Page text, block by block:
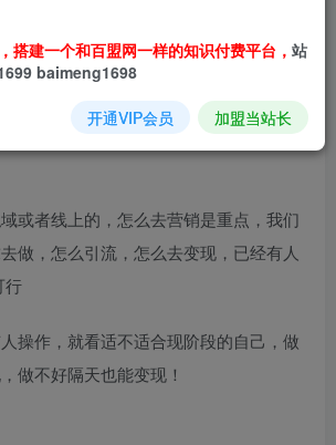
或者线上的，怎么去营销是重点，我们
做，怎么引流，怎么去变现，已经有人
行
操作，就看适不适合现阶段的自己，做
做不好隔天也能变现！
搭建一个和百盟网一样的知识付费平台， 站
baimeng1698
开通VIP会员 加盟当站长